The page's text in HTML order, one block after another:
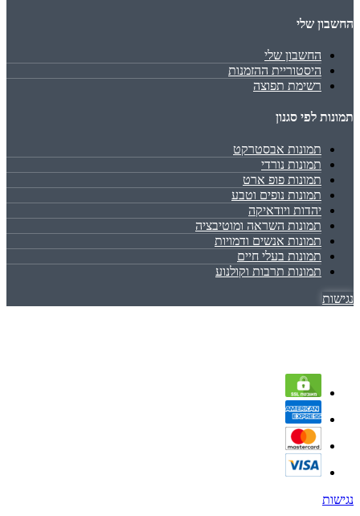
החשבון שלי
החשבון שלי
היסטוריית ההזמנות
רשימת תפוצה
תמונות לפי סגנון
תמונות אבסטרקט
תמונות נורדי
תמונות פופ ארט
תמונות נופים וטבע
יהדות ויודאיקה
תמונות השראה ומוטיבציה
תמונות אנשים ודמויות
תמונות בעלי חיים
תמונות תרבות וקולנוע
נגישות
נגישות